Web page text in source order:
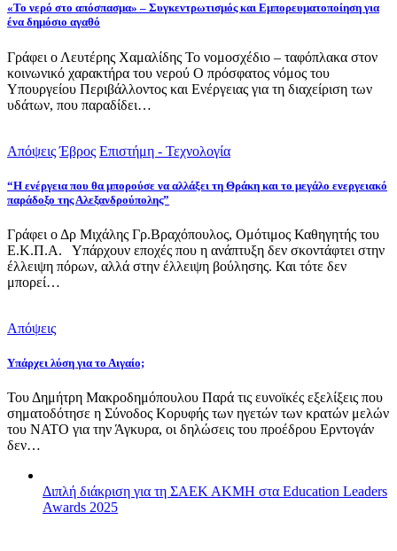
«Το νερό στο απόσπασμα» – Συγκεντρωτισμός και Εμπορευματοποίηση για
ένα δημόσιο αγαθό
Γράφει ο Λευτέρης Χαμαλίδης Το νομοσχέδιο – ταφόπλακα στον
κοινωνικό χαρακτήρα του νερού Ο πρόσφατος νόμος του
Υπουργείου Περιβάλλοντος και Ενέργειας για τη διαχείριση των
υδάτων, που παραδίδει…
Απόψεις Έβρος Επιστήμη - Τεχνολογία
“Η ενέργεια που θα μπορούσε να αλλάξει τη Θράκη και το μεγάλο ενεργειακό
παράδοξο της Αλεξανδρούπολης”
Γράφει ο Δρ Μιχάλης Γρ.Βραχόπουλος, Ομότιμος Καθηγητής του
Ε.Κ.Π.Α. Υπάρχουν εποχές που η ανάπτυξη δεν σκοντάφτει στην
έλλειψη πόρων, αλλά στην έλλειψη βούλησης. Και τότε δεν
μπορεί…
Απόψεις
Υπάρχει λύση για το Αιγαίο;
Του Δημήτρη Μακροδημόπουλου Παρά τις ευνοϊκές εξελίξεις που
σηματοδότησε η Σύνοδος Κορυφής των ηγετών των κρατών μελών
του ΝΑΤΟ για την Άγκυρα, οι δηλώσεις του προέδρου Ερντογάν
δεν…
Διπλή διάκριση για τη ΣΑΕΚ ΑΚΜΗ στα Education Leaders
Awards 2025